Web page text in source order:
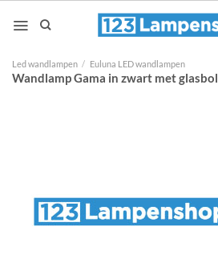
naar
Led wandlampen / Euluna LED wandlampen
Wandlamp Gama in zwart met glasbol